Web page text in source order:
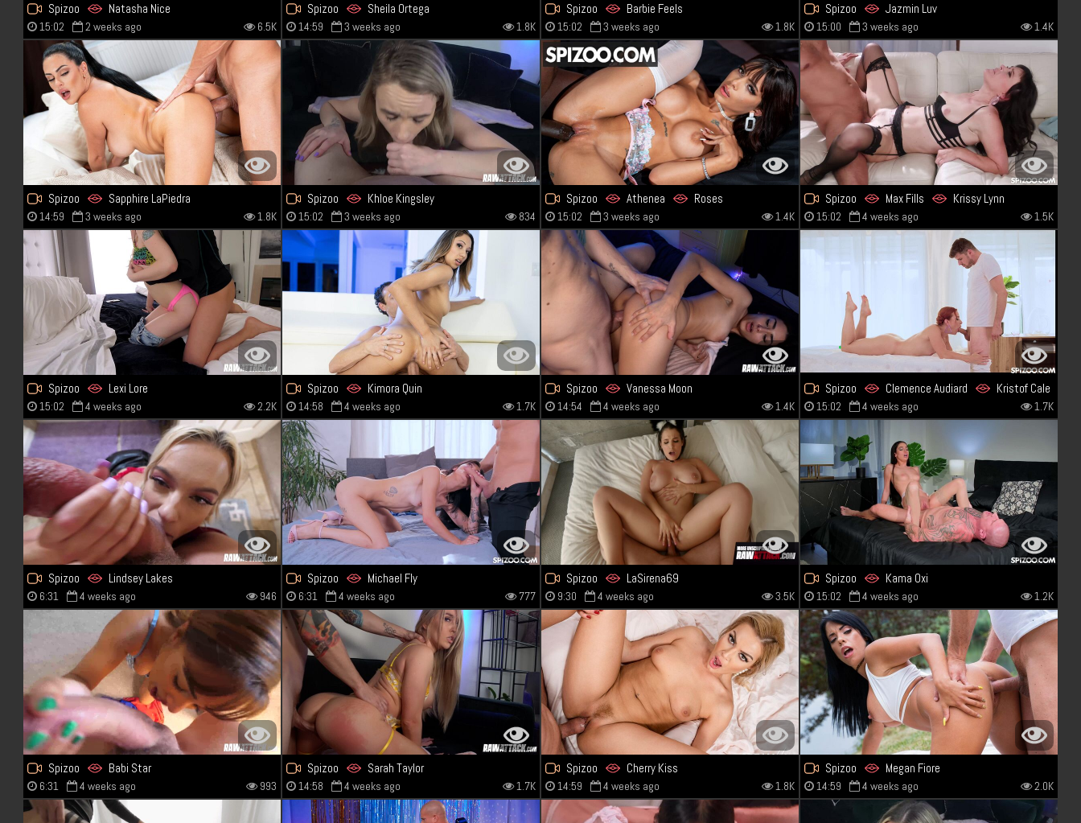
Spizoo Natasha Nice
15:02 2 weeks ago 6.5K
Spizoo Sheila Ortega
14:59 3 weeks ago 1.8K
Spizoo Barbie Feels
15:02 3 weeks ago 1.8K
Spizoo Jazmin Luv
15:00 3 weeks ago 1.4K
Spizoo Sapphire LaPiedra
14:59 3 weeks ago 1.8K
Spizoo Khloe Kingsley
15:02 3 weeks ago 834
Spizoo Athenea Roses
15:02 3 weeks ago 1.4K
Spizoo Max Fills Krissy Lynn
15:02 4 weeks ago 1.5K
Spizoo Lexi Lore
15:02 4 weeks ago 2.2K
Spizoo Kimora Quin
14:58 4 weeks ago 1.7K
Spizoo Vanessa Moon
14:54 4 weeks ago 1.4K
Spizoo Clemence Audiard Kristof Cale
15:02 4 weeks ago 1.7K
Spizoo Lindsey Lakes
6:31 4 weeks ago 946
Spizoo Michael Fly
6:31 4 weeks ago 777
Spizoo LaSirena69
9:30 4 weeks ago 3.5K
Spizoo Kama Oxi
15:02 4 weeks ago 1.2K
Spizoo Babi Star
6:31 4 weeks ago 993
Spizoo Sarah Taylor
14:58 4 weeks ago 1.7K
Spizoo Cherry Kiss
14:59 4 weeks ago 1.8K
Spizoo Megan Fiore
14:59 4 weeks ago 2.0K